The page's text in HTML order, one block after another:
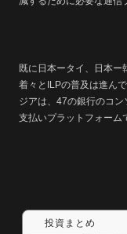
既に日本ータイ、日本ー
着々とILPの普及は進ん
ジアは、47の銀行のコ
支払いプラットフォーム
投資まとめ